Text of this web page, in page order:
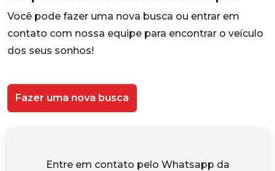
Você pode fazer uma nova busca ou entrar em
contato com nossa equipe para encontrar o veículo
dos seus sonhos!
Fazer uma nova busca
Entre em contato pelo Whatsapp da